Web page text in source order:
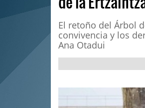
El retoño del Árbol
convivencia y los
Ana Otadui